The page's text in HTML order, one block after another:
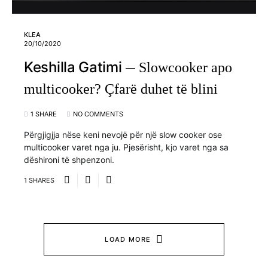
KLEA
20/10/2020
Keshilla Gatimi
Slowcooker apo
multicooker? Çfarë duhet të blini
1 SHARE NO COMMENTS
Përgjigjja nëse keni nevojë për një slow cooker ose
multicooker varet nga ju. Pjesërisht, kjo varet nga sa
dëshironi të shpenzoni.
1 SHARES
LOAD MORE